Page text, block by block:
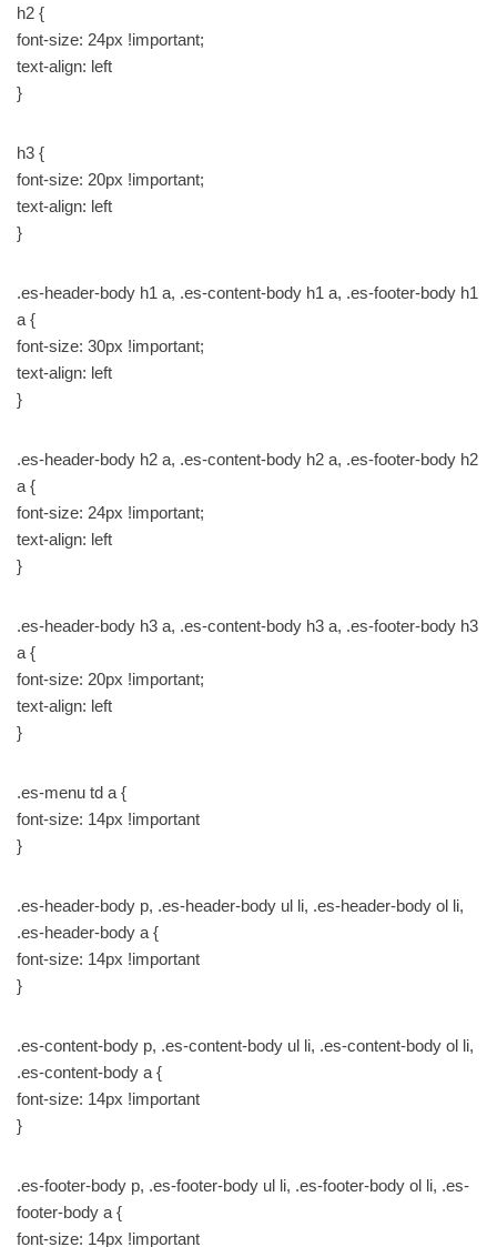
h2 {
font-size: 24px !important;
text-align: left
}
h3 {
font-size: 20px !important;
text-align: left
}
.es-header-body h1 a, .es-content-body h1 a, .es-footer-body h1
a {
font-size: 30px !important;
text-align: left
}
.es-header-body h2 a, .es-content-body h2 a, .es-footer-body h2
a {
font-size: 24px !important;
text-align: left
}
.es-header-body h3 a, .es-content-body h3 a, .es-footer-body h3
a {
font-size: 20px !important;
text-align: left
}
.es-menu td a {
font-size: 14px !important
}
.es-header-body p, .es-header-body ul li, .es-header-body ol li,
.es-header-body a {
font-size: 14px !important
}
.es-content-body p, .es-content-body ul li, .es-content-body ol li,
.es-content-body a {
font-size: 14px !important
}
.es-footer-body p, .es-footer-body ul li, .es-footer-body ol li, .es-
footer-body a {
font-size: 14px !important